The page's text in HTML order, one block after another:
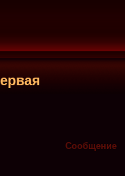
Сообщение